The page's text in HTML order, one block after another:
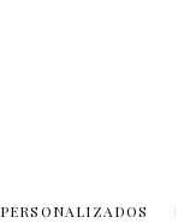
PERSONALIZADOS